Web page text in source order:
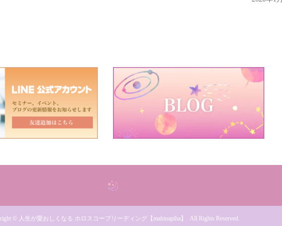
© 人生が愛おしくなる ホロスコープリーディング【mahinapiha】 . All Rights Reserved.